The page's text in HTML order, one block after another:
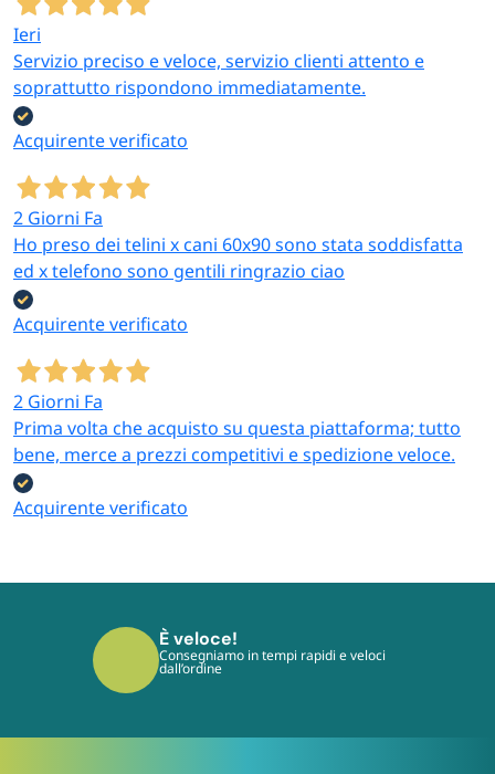
Ieri
Servizio preciso e veloce, servizio clienti attento e
soprattutto rispondono immediatamente.
Acquirente verificato
2 Giorni Fa
Ho preso dei telini x cani 60x90 sono stata soddisfatta
ed x telefono sono gentili ringrazio ciao
Acquirente verificato
2 Giorni Fa
Prima volta che acquisto su questa piattaforma; tutto
bene, merce a prezzi competitivi e spedizione veloce.
Acquirente verificato
È sicuro!
I tuoi pagamenti sono protetti dai più
moderni protocolli